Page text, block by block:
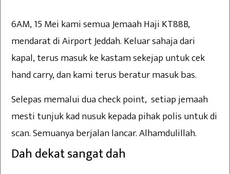
6AM, 15 Mei kami semua Jemaah Haji KT88B,
mendarat di Airport Jeddah. Keluar sahaja dari
kapal, terus masuk ke kastam sekejap untuk cek
hand carry, dan kami terus beratur masuk bas.
Selepas memalui dua check point, setiap jemaah
mesti tunjuk kad nusuk kepada pihak polis untuk di
scan. Semuanya berjalan lancar. Alhamdulillah.
Dah dekat sangat dah